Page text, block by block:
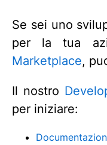
Se sei uno
per la tua
Marketplace,
Il nostro
per iniziare: